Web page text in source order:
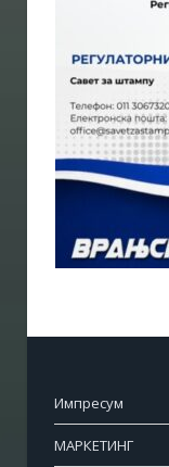
Импресум
МАРКЕТИНГ